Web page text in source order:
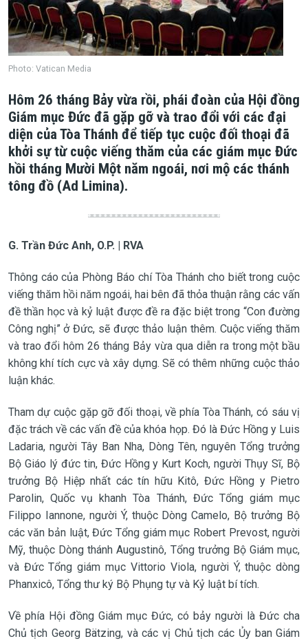
Photo: Vatican Media
Hôm 26 tháng Bảy vừa rồi, phái đoàn của Hội đồng
Giám mục Đức đã gặp gỡ và trao đổi với các đại
diện của Tòa Thánh để tiếp tục cuộc đối thoại đã
khởi sự từ cuộc viếng thăm của các giám mục Đức
hồi tháng Mười Một năm ngoái, nơi mộ các thánh
tông đồ (Ad Limina).
G. Trần Đức Anh, O.P. | RVA
Thông cáo của Phòng Báo chí Tòa Thánh cho biết trong cuộc
viếng thăm hồi năm ngoái, hai bên đã thỏa thuận rằng các vấn
đề thần học và kỷ luật được đề ra đặc biệt trong “Con đường
Công nghị” ở Đức, sẽ được thảo luận thêm. Cuộc viếng thăm
và trao đổi hôm 26 tháng Bảy vừa qua diễn ra trong một bầu
không khí tích cực và xây dựng. Sẽ có thêm những cuộc thảo
luận khác.
Tham dự cuộc gặp gỡ đối thoại, về phía Tòa Thánh, có sáu vị
đặc trách về các vấn đề của khóa họp. Đó là Đức Hồng y Luis
Ladaria, người Tây Ban Nha, Dòng Tên, nguyên Tổng trưởng
Bộ Giáo lý đức tin, Đức Hồng y Kurt Koch, người Thụy Sĩ, Bộ
trưởng Bộ Hiệp nhất các tín hữu Kitô, Đức Hồng y Pietro
Parolin, Quốc vụ khanh Tòa Thánh, Đức Tổng giám mục
Filippo Iannone, người Ý, thuộc Dòng Camelo, Bộ trưởng Bộ
các văn bản luật, Đức Tổng giám mục Robert Prevost, người
Mỹ, thuộc Dòng thánh Augustinô, Tổng trưởng Bộ Giám mục,
và Đức Tổng giám mục Vittorio Viola, người Ý, thuộc dòng
Phanxicô, Tổng thư ký Bộ Phụng tự và Kỷ luật bí tích.
Về phía Hội đồng Giám mục Đức, có bảy người là Đức cha
Chủ tịch Georg Bätzing, và các vị Chủ tịch các Ủy ban Giám